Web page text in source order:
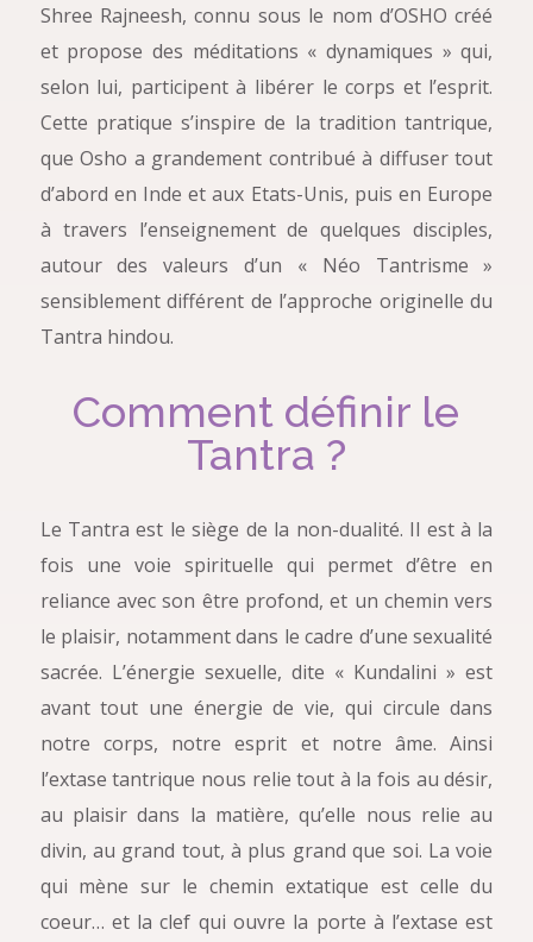
Shree Rajneesh, connu sous le nom d’OSHO créé
et propose des méditations « dynamiques » qui,
selon lui, participent à libérer le corps et l’esprit.
Cette pratique s’inspire de la tradition tantrique,
que Osho a grandement contribué à diffuser tout
d’abord en Inde et aux Etats-Unis, puis en Europe
à travers l’enseignement de quelques disciples,
autour des valeurs d’un « Néo Tantrisme »
sensiblement différent de l’approche originelle du
Tantra hindou.
Comment définir le
Tantra ?
Le Tantra est le siège de la non-dualité. Il est à la
fois une voie spirituelle qui permet d’être en
reliance avec son être profond, et un chemin vers
le plaisir, notamment dans le cadre d’une sexualité
sacrée. L’énergie sexuelle, dite « Kundalini » est
avant tout une énergie de vie, qui circule dans
notre corps, notre esprit et notre âme. Ainsi
l’extase tantrique nous relie tout à la fois au désir,
au plaisir dans la matière, qu’elle nous relie au
divin, au grand tout, à plus grand que soi. La voie
qui mène sur le chemin extatique est celle du
coeur… et la clef qui ouvre la porte à l’extase est